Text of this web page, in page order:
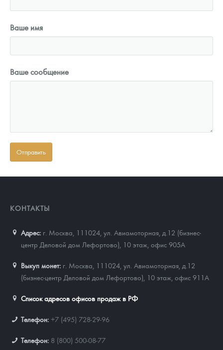
Ваше имя
Ваше сообщение
КОНТАКТЫ
Адрес: г. Москва, 111024 ул. Авиамоторная, д.12 (бизнес-
центр Деловой дом Лефортово), 10 этаж, офис 905А
Выкуп монет: г. Москва, 111024, ул. Авиамоторная, д.12
(бизнес-центр Деловой дом Лефортово), 10 этаж, офис 911А
Список адресов офисов продаж в РФ
Телефон: +7 (495) 728-29-96
Телефон: 8 (800) 500-08-77